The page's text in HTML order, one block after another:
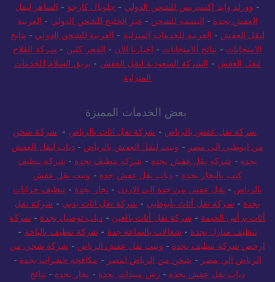
- وورلد وايد إكسبريس للشحن الدولي - جلوبال كارجو - الساهر لنقل
العفش بجدة - البسمه للشحن - عبر الخليج للشحن الدولي - العربية
لنقل العفش - العربية للخدمات المنزلية - العربية للشحن الدولي - نتايج
الامتحانات - نتائج الامتحانات - اخبارنا الان - الفجر كلين - شركة الفلاح
لنقل العفش - الشركة السعودية لنقل العفش - بريق السلام للخدمات
المنزلية
بعض الخدمات المميزة
شركة نقل عفش بالرياض - شركة نقل اثاث بالرياض - شركة شحن
من ابوظبي الى مصر - ونيت لنقل العفش بالرياض -دباب لنقل العفش
بجدة - شركة نقل عفش بجدة - شركة تنظيف بجدة - شركة تنظيف
كنب بالبخار بجدة - دباب نقل عفش جدة - ونيت نقل عفش
بالرياض - نقل عفش من جدة الي الاردن - نجار بجدة - تنظيف خزانات
بجدة - شركة نقل أثاث بأبوظبي - شركة نقل اثاث بدبي - شركة نقل
أثاث برأس الخيمة - شركة نقل أثاث بالعين - دباب توصيل بجدة - شركة
تنظيف منازل بجدة - شغالات بالساعة جدة - شركة تنظيف بالباحة -
ارخص شركة تنظيف بجدة - ونيت نقل عفش الرياض - شركة شحن من
الرياض الي مصر - شحن من الرياض لمصر - مكافحة حشرات بجدة -
دباب نقل عفش بجدة - رش مبيدات بجدة - نجار بجدة - نتائج